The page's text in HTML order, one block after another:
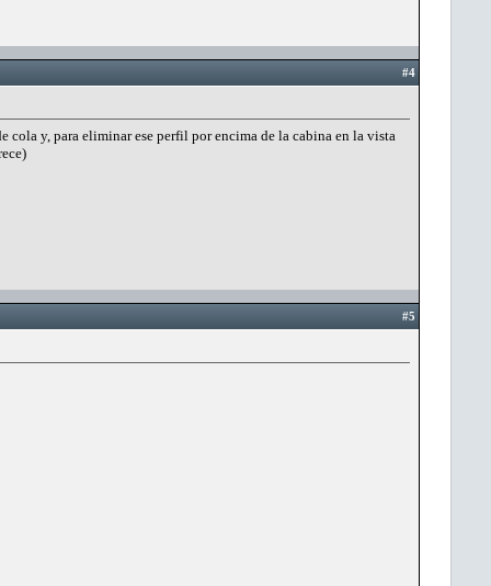
#4
y, para eliminar ese perfil por encima de la cabina en la vista
#5